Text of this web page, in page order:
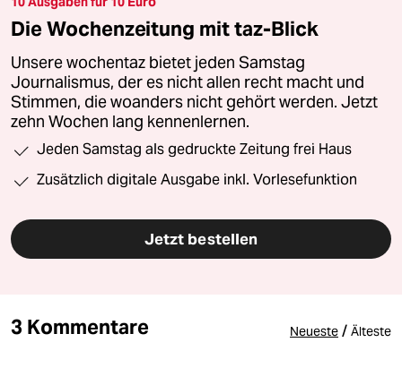
Die Wochenzeitung mit taz-Blick
Unsere wochentaz bietet jeden Samstag
Journalismus, der es nicht allen recht macht und
Stimmen, die woanders nicht gehört werden. Jetzt
zehn Wochen lang kennenlernen.
Jeden Samstag als gedruckte Zeitung frei Haus
Zusätzlich digitale Ausgabe inkl. Vorlesefunktion
Jetzt bestellen
3 Kommentare Neueste / Älteste